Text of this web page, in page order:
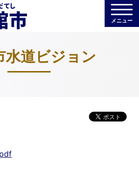
メニュー
水道ビジョン